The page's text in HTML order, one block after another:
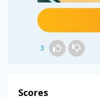
3
Scores